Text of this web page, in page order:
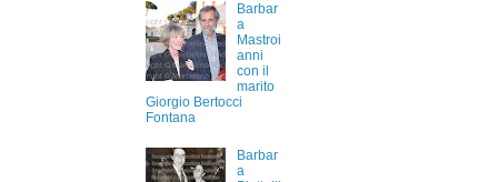
Barbar
a
Mastroi
anni
con il
marito
Giorgio Bertocci
Fontana
Barbar
a